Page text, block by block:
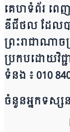
គេហទំព័រ ពេ
ឌីជីថល ដែ​លប
ព្រះរាជាណាច
ប្រក​ប​ដោ​​​​​​យ​វិជ្
ទំនង ៖ 010
ចំនួនអ្នកទស្ស